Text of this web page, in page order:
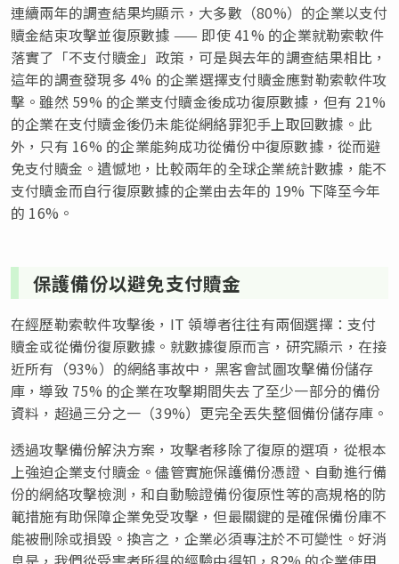
連續兩年的調查結果均顯示，大多數（80%）的企業以支付
贖金結束攻擊並復原數據 —— 即使 41% 的企業就勒索軟件
落實了「不支付贖金」政策，可是與去年的調查結果相比，
這年的調查發現多 4% 的企業選擇支付贖金應對勒索軟件攻
擊。雖然 59% 的企業支付贖金後成功復原數據，但有 21%
的企業在支付贖金後仍未能從網絡罪犯手上取回數據。此
外，只有 16% 的企業能夠成功從備份中復原數據，從而避
免支付贖金。遺憾地，比較兩年的全球企業統計數據，能不
支付贖金而自行復原數據的企業由去年的 19% 下降至今年
的 16%。
保護備份以避免支付贖金
在經歷勒索軟件攻擊後，IT 領導者往往有兩個選擇：支付
贖金或從備份復原數據。就數據復原而言，研究顯示，在接
近所有（93%）的網絡事故中，黑客會試圖攻擊備份儲存
庫，導致 75% 的企業在攻擊期間失去了至少一部分的備份
資料，超過三分之一（39%）更完全丟失整個備份儲存庫。
透過攻擊備份解決方案，攻擊者移除了復原的選項，從根本
上強迫企業支付贖金。儘管實施保護備份憑證、自動進行備
份的網絡攻擊檢測，和自動驗證備份復原性等的高規格的防
範措施有助保障企業免受攻擊，但最關鍵的是確保備份庫不
能被刪除或損毀。換言之，企業必須專注於不可變性。好消